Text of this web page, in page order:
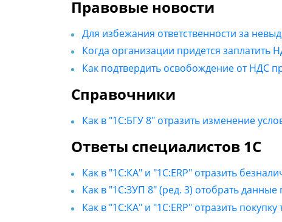
Правовые новости
Для избежания ответственности за
Когда организации придется заплатить
Как подтвердить освобождение от НДС
Справочники
Как в "1С:БГУ 8" отразить изменение
Ответы специалистов 1С
Как в "1С:КА" и "1С:ERP" отразить
Как в "1С:ЗУП 8" (ред. 3) отобрать
Как в "1С:КА" и "1С:ERP" отразить